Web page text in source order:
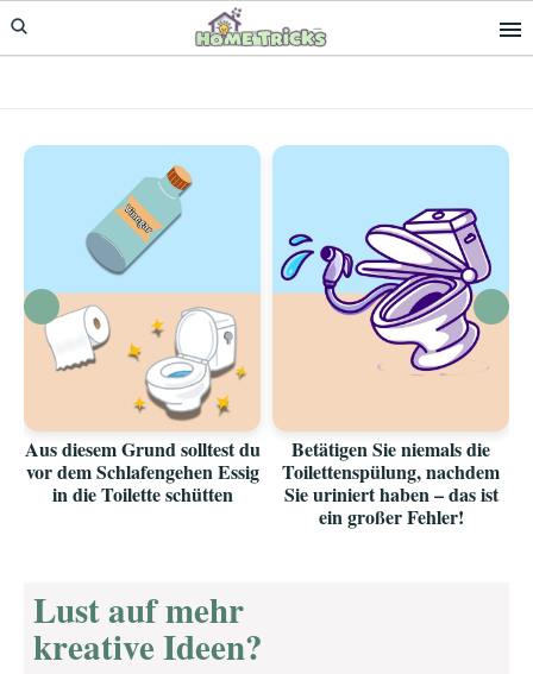
Skip
to
Skip
to
Aus diesem Grund solltest du
vor dem Schlafengehen Essig
in die Toilette schütten
Betätigen Sie niemals die
Toilettenspülung, nachdem
Sie uriniert haben – das ist
ein großer Fehler!
Lust auf mehr
kreative Ideen?